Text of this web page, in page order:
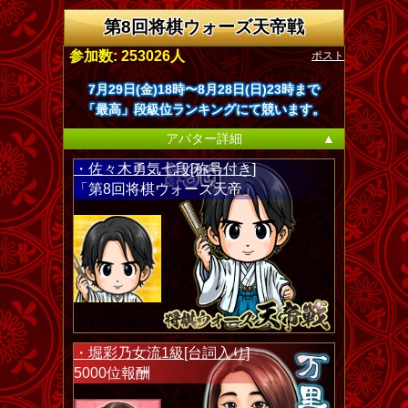
第8回将棋ウォーズ天帝戦
ポスト
参加数: 253026人
7月29日(金)18時〜8月28日(日)23時まで
「最高」段級位ランキングにて競います。
アバター詳細
▲
・佐々木勇気七段[称号付き]
「第8回将棋ウォーズ天帝」
・堀彩乃女流1級[台詞入り]
5000位報酬